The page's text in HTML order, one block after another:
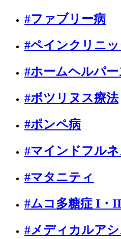
#ファブリー病
#ペインクリニッ
#ホームヘルパ
#ボツリヌス療法
#ポンペ病
#マインドフルネ
#マタニティ
#ムコ多糖症 I・
#メディカルア